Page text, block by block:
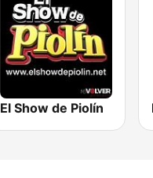
El Show de Piolín